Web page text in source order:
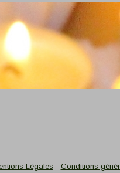
Légales Conditions